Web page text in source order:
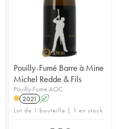
Pouilly-Fumé Barre à Mine
Michel Redde & Fils
Pouilly-Fumé AOC
2021 A
Lot de 1 bouteille | 1 en stock